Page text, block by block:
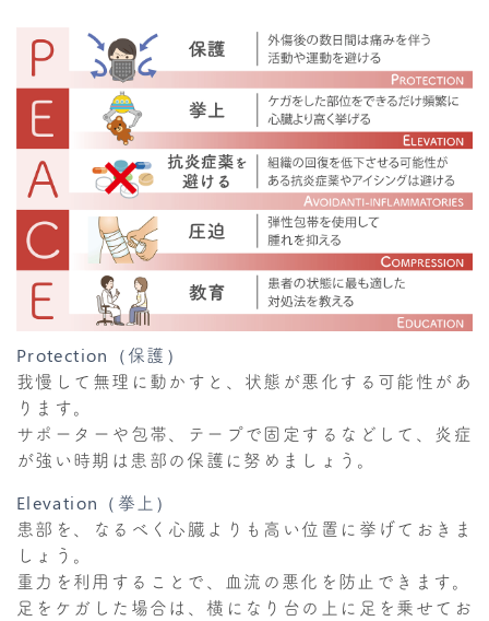
Protection（保護）
我慢して無理に動かすと、状態が悪化する可能性があ
ります。
サポーターや包帯、テープで固定するなどして、炎症
が強い時期は患部の保護に努めましょう。
Elevation（拳上）
患部を、なるべく心臓よりも高い位置に挙げておきま
しょう。
重力を利用することで、血流の悪化を防止できます。
足をケガした場合は、横になり台の上に足を乗せてお